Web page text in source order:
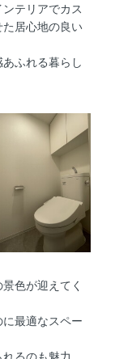
テリアでカス
居心地の良い
ふれる暮らし
色が迎えてく
最適なスペー
るのも魅力